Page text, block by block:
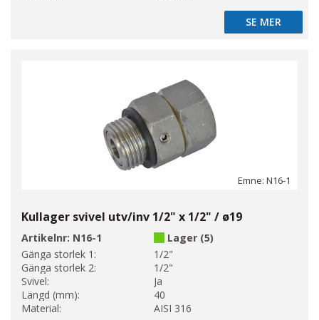
SE MER
SE MER
Emne: N16-1
Kullager svivel utv/inv 1/2" x 1/2" / ø19
Artikelnr: N16-1
Lager (5)
Gänga storlek 1:
1/2"
Gänga storlek 2:
1/2"
Svivel:
Ja
Längd (mm):
40
Material:
AISI 316